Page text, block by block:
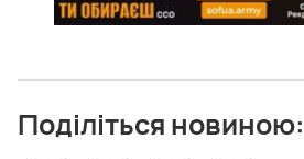
Поділіться новиною: